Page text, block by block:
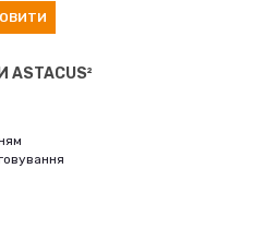
ASTACUS²